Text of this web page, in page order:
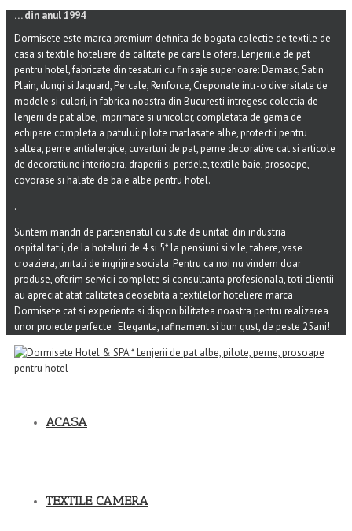
… din anul 1994
Dormisete este marca premium definita de bogata colectie de textile de
casa si textile hoteliere de calitate pe care le ofera. Lenjeriile de pat
pentru hotel, fabricate din tesaturi cu finisaje superioare: Damasc, Satin
Plain, dungi si Jaquard, Percale, Renforce, Creponate intr-o diversitate de
modele si culori, in fabrica noastra din Bucuresti intregesc colectia de
lenjerii de pat albe, imprimate si unicolor, completata de gama de
echipare completa a patului: pilote matlasate albe, protectii pentru
saltea, perne antialergice, cuverturi de pat, perne decorative cat si articole
de decoratiune interioara, draperii si perdele, textile baie, prosoape,
covorase si halate de baie albe pentru hotel.
.
Suntem mandri de parteneriatul cu sute de unitati din industria
ospitalitatii, de la hoteluri de 4 si 5* la pensiuni si vile, tabere, vase
croaziera, unitati de ingrijire sociala. Pentru ca noi nu vindem doar
produse, oferim servicii complete si consultanta profesionala, toti clientii
au apreciat atat calitatea deosebita a textilelor hoteliere marca
Dormisete cat si experienta si disponibilitatea noastra pentru realizarea
unor proiecte perfecte . Eleganta, rafinament si bun gust, de peste 25ani!
ACASA
TEXTILE CAMERA